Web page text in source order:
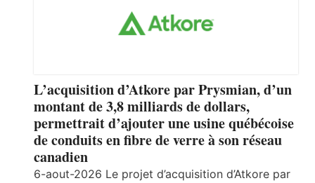
L’acquisition d’Atkore par Prysmian, d’un
montant de 3,8 milliards de dollars,
permettrait d’ajouter une usine québécoise
de conduits en fibre de verre à son réseau
canadien
6-aout-2026 Le projet d’acquisition d’Atkore par